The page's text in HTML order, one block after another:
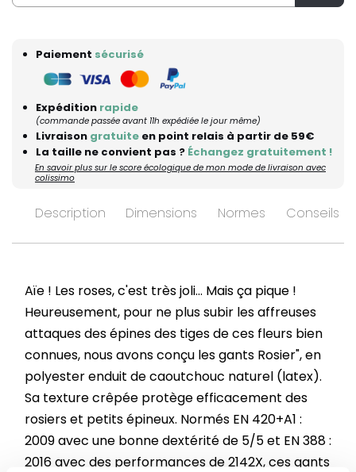
Paiement sécurisé
Expédition rapide
(commande passée avant 11h expédiée le jour même)
Livraison gratuite en point relais à partir de 59€
La taille ne convient pas ? Échangez gratuitement !
En savoir plus sur le score écologique de mon mode de livraison avec
colissimo
Description Dimensions Normes Conseils
Aïe ! Les roses, c'est très joli... Mais ça pique !
Heureusement, pour ne plus subir les affreuses
attaques des épines des tiges de ces fleurs bien
connues, nous avons conçu les gants Rosier", en
polyester enduit de caoutchouc naturel (latex).
Sa texture crêpée protège efficacement des
rosiers et petits épineux. Normés EN 420+A1 :
2009 avec une bonne dextérité de 5/5 et EN 388 :
2016 avec des performances de 2142X, ces gants